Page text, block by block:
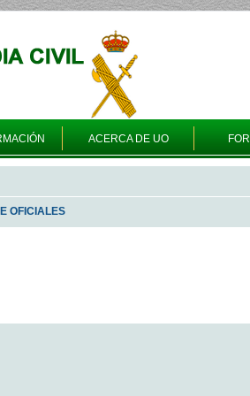
ACERCA DE UO
OFICIALES